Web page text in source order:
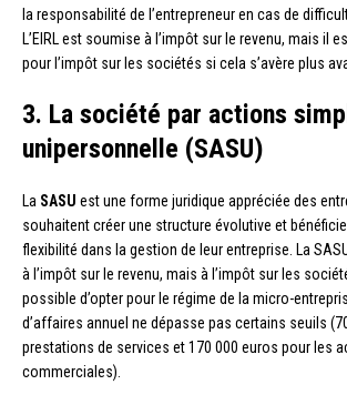
la responsabilité de l’entrepreneur en cas de
L’EIRL est soumise à l’impôt sur le revenu, mais il
pour l’impôt sur les sociétés si cela s’avère plus
3. La société par actions
unipersonnelle (SASU)
La SASU est une forme juridique appréciée des
souhaitent créer une structure évolutive et
flexibilité dans la gestion de leur entreprise. La
à l’impôt sur le revenu, mais à l’impôt sur les
possible d’opter pour le régime de la micro-
d’affaires annuel ne dépasse pas certains seuils
prestations de services et 170 000 euros pour les
commerciales).